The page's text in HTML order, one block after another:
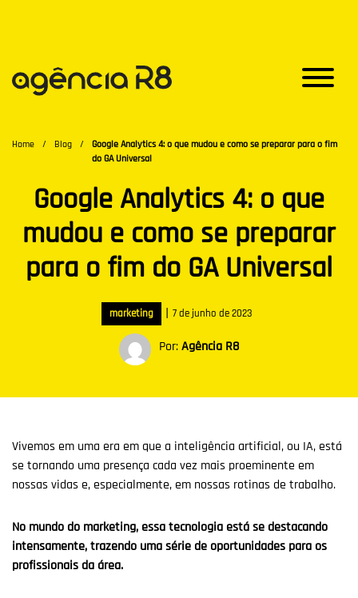
Home / Blog /
Google Analytics 4: o que mudou e como se preparar para o fim
do GA Universal
Google Analytics 4: o que
mudou e como se preparar
para o fim do GA Universal
marketing | 7 de junho de 2023
Por:Agência R8
Vivemos em uma era em que a inteligência artificial, ou IA, está
se tornando uma presença cada vez mais proeminente em
nossas vidas e, especialmente, em nossas rotinas de trabalho.
No mundo do marketing, essa tecnologia está se destacando
intensamente, trazendo uma série de oportunidades para os
profissionais da área.